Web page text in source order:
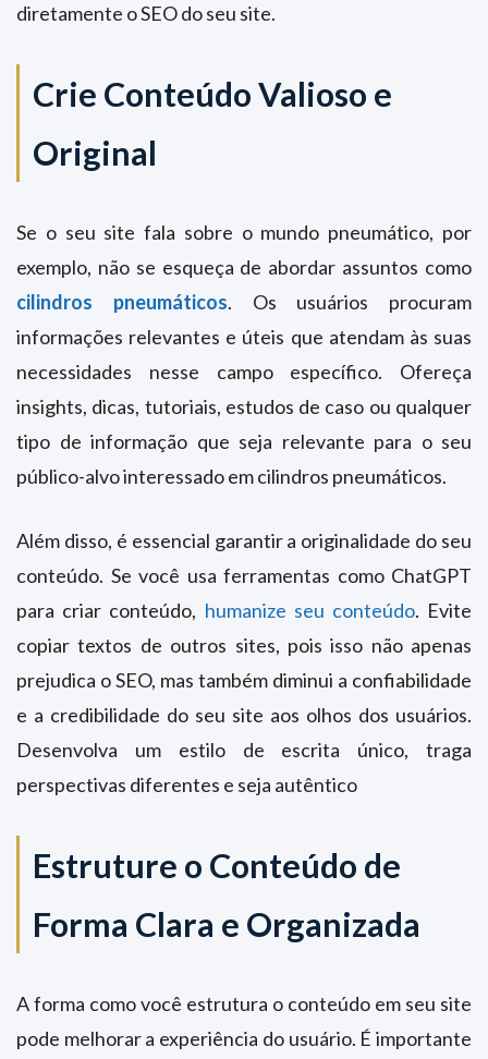
diretamente o SEO do seu site.
Crie Conteúdo Valioso e
Original
Se o seu site fala sobre o mundo pneumático, por
exemplo, não se esqueça de abordar assuntos como
cilindros pneumáticos. Os usuários procuram
informações relevantes e úteis que atendam às suas
necessidades nesse campo específico. Ofereça
insights, dicas, tutoriais, estudos de caso ou qualquer
tipo de informação que seja relevante para o seu
público-alvo interessado em cilindros pneumáticos.
Além disso, é essencial garantir a originalidade do seu
conteúdo. Se você usa ferramentas como ChatGPT
para criar conteúdo, humanize seu conteúdo. Evite
copiar textos de outros sites, pois isso não apenas
prejudica o SEO, mas também diminui a confiabilidade
e a credibilidade do seu site aos olhos dos usuários.
Desenvolva um estilo de escrita único, traga
perspectivas diferentes e seja autêntico
Estruture o Conteúdo de
Forma Clara e Organizada
A forma como você estrutura o conteúdo em seu site
pode melhorar a experiência do usuário. É importante